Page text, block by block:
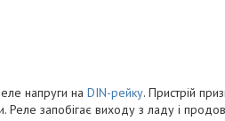
напруги на DIN-рейку. Пристрій
Реле запобігає виходу з ладу і